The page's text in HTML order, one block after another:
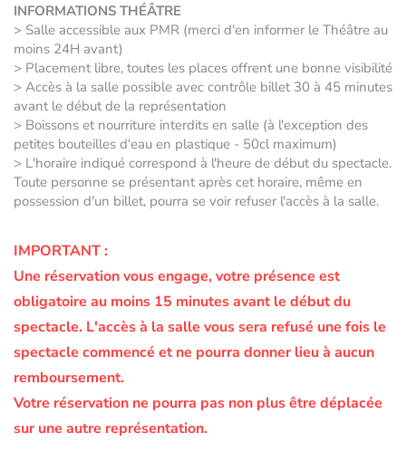
INFORMATIONS THÉÂTRE
> Salle accessible aux PMR (merci d'en informer le Théâtre au
moins 24H avant)
> Placement libre, toutes les places offrent une bonne visibilité
> Accès à la salle possible avec contrôle billet 30 à 45 minutes
avant le début de la représentation
> Boissons et nourriture interdits en salle (à l'exception des
petites bouteilles d'eau en plastique - 50cl maximum)
> L'horaire indiqué correspond à l'heure de début du spectacle.
Toute personne se présentant après cet horaire, même en
possession d'un billet, pourra se voir refuser l'accès à la salle.
IMPORTANT :
Une réservation vous engage, votre présence est
obligatoire au moins 15 minutes avant le début du
spectacle. L'accès à la salle vous sera refusé une fois le
spectacle commencé et ne pourra donner lieu à aucun
remboursement.
Votre réservation ne pourra pas non plus être déplacée
sur une autre représentation.